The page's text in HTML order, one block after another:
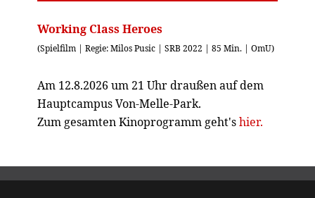
Working Class Heroes
(Spielfilm | Regie: Milos Pusic | SRB 2022 | 85 Min. | OmU)
Am 12.8.2026 um 21 Uhr draußen auf dem
Hauptcampus Von-Melle-Park.
Zum gesamten Kinoprogramm geht'shier.